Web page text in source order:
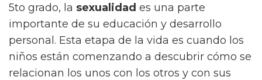
5to grado, la sexualidad es una parte
importante de su educación y desarrollo
personal. Esta etapa de la vida es cuando los
niños están comenzando a descubrir cómo se
relacionan los unos con los otros y con sus